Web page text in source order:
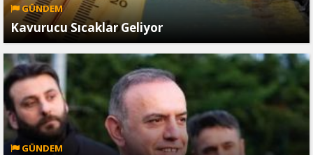
GÜNDEM
Kavurucu Sıcaklar Geliyor
GÜNDEM